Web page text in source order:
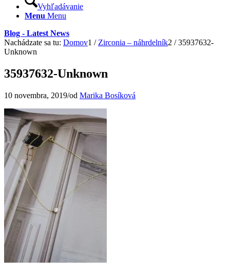
Vyhľadávanie
Menu Menu
Blog - Latest News
Nachádzate sa tu: Domov1 / Zirconia – náhrdelník2 / 35937632-
Unknown
35937632-Unknown
10 novembra, 2019/od Marika Bosíková